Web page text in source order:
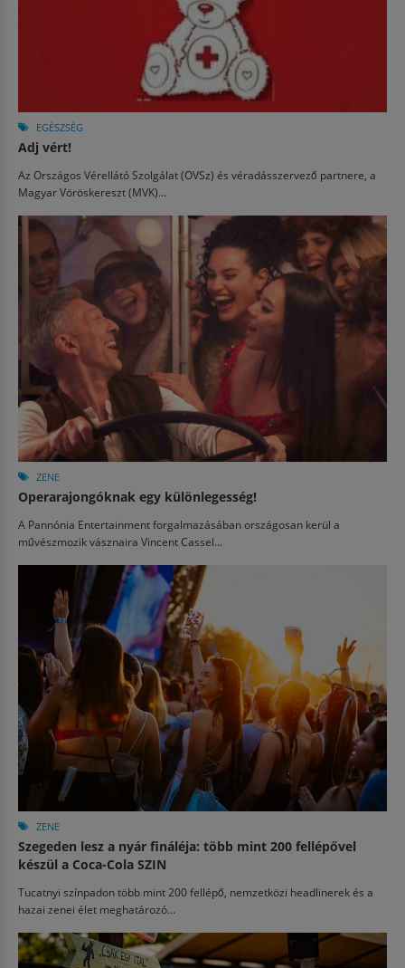
EGÉSZSÉG
Adj vért!
Az Országos Vérellátó Szolgálat (OVSz) és véradásszervező partnere, a
Magyar Vöröskereszt (MVK)...
ZENE
Operarajongóknak egy különlegesség!
A Pannónia Entertainment forgalmazásában országosan kerül a
művészmozik vásznaira Vincent Cassel...
ZENE
Szegeden lesz a nyár fináléja: több mint 200 fellépővel
készül a Coca-Cola SZIN
Tucatnyi színpadon több mint 200 fellépő, nemzetközi headlinerek és a
hazai zenei élet meghatározó...